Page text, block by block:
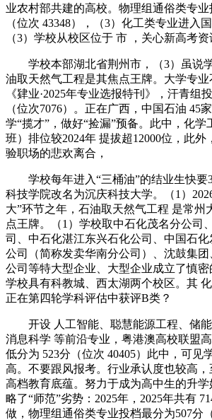
业农村部共建的高校。物理组通俗类专业
（位次 43348），（3）化工类专业进入
（3）学校从校区位于 市 ，关心新高考资
学校本部湖北省荆州市，（3）虽说
油取天然气工程是其焦点王牌。大学专
《肄业·2025年专业选报特刊》，汗青组
（位次7076）。正在广西，中国石油 45
学“揽才”，做好“捡漏”预备。此中，化学
班）排位较2024年 提拔超12000位，此
验职场的悲欢离合，
学校每年进入“三桶油”的结业生快要
科技学院改名为沉庆科技大学。（1）
大”环节之年，石油取天然气工程 是常州
点王牌。（1）学校取中石化茂名分公司
司、中石化湛江东兴石化公司、中国石
公司（简称发卖华南分公司）、沈鼓集
公司等特大型企业、大型企业成立了慎密
学校具有科教城、西太湖两个校区。其
正在第四轮学科评估中获评B类？
开设 人工智能、聪慧能源工程、储能
消息科学 等前沿专业，粤港澳高校联盟
低分为 523分（位次 40405）此中，可见
高。不要跟风报考。行业承认度也较高
高档教育底蕴。努力于成为高中生的升学
略了“师范”劣势：2025年，2025年共有
做，物理组通俗类专业投档最分为507分